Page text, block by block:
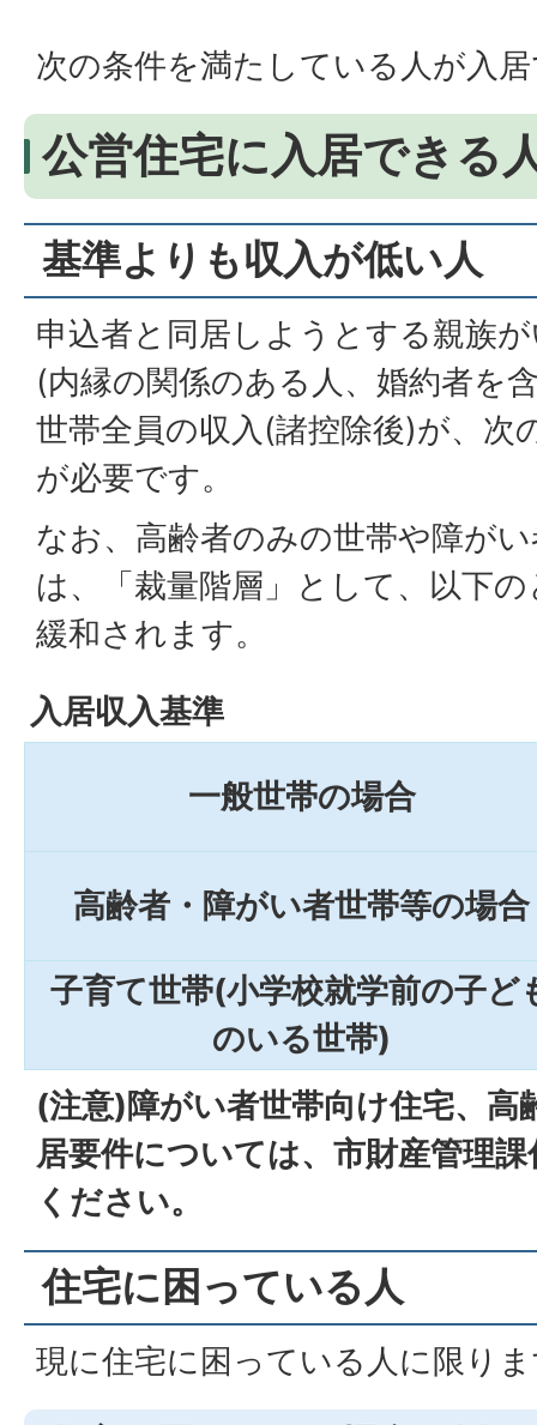
次の条件を満たしている人が入
公営住宅に入居できる
基準よりも収入が低い人
申込者と同居しようとする親族
(内縁の関係のある人、婚約者を
世帯全員の収入(諸控除後)が、次
が必要です。
なお、高齢者のみの世帯や障が
は、「裁量階層」として、以下
緩和されます。
入居収入基準
一般世帯の場合
高齢者・障がい者世帯等の場合
子育て世帯(小学校就学前の子ど
のいる世帯)
(注意)障がい者世帯向け住宅、高
居要件については、市財産管理
ください。
住宅に困っている人
現に住宅に困っている人に限り